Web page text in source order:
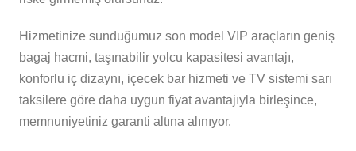
Hizmetinize sunduğumuz son model VIP araçların geniş
bagaj hacmi, taşınabilir yolcu kapasitesi avantajı,
konforlu iç dizaynı, içecek bar hizmeti ve TV sistemi sarı
taksilere göre daha uygun fiyat avantajıyla birleşince,
memnuniyetiniz garanti altına alınıyor.